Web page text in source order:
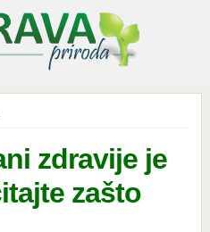
zdravije je
zašto